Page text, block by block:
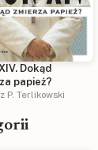
Dokąd
papież?
P. Terlikowski